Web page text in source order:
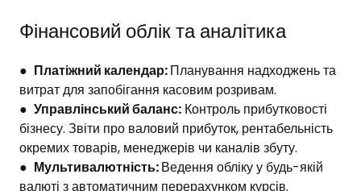
Фінансовий облік та аналітика
● Платіжний календар:Планування надходжень та
витрат для запобігання касовим розривам.
● Управлінський баланс: Контроль прибутковості
бізнесу. Звіти про валовий прибуток, рентабельність
окремих товарів, менеджерів чи каналів збуту.
● Мультивалютність:Ведення обліку у будь-якій
валюті з автоматичним перерахунком курсів.